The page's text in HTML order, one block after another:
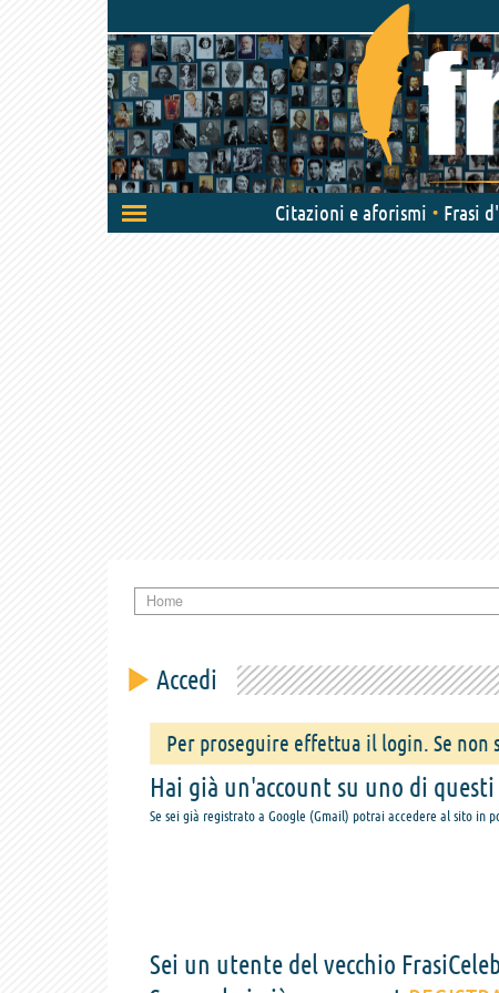
Attiva/disattiva
navigazione
Citazioni e aforismi Frasi
Home
Accedi
Per proseguire effettua il login. Se
Hai già un'account su uno di
Se sei già registrato a Google (Gmail) potrai accedere al sito in
Sei un utente del vecchio